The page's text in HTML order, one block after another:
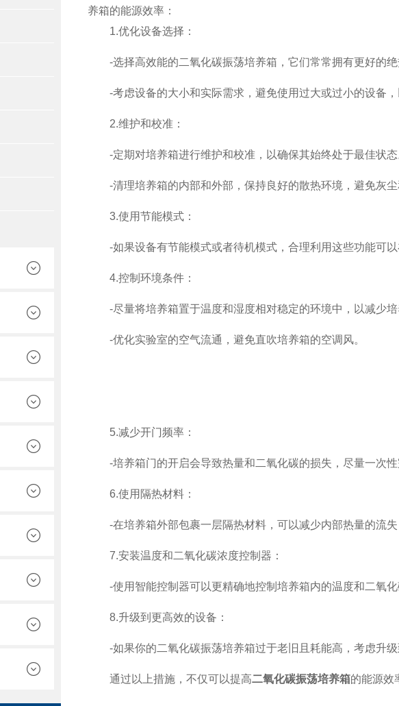
养箱的能源效率：
1.优化设备选择：
-选择高效能的二氧化碳振荡培养箱，它们常常拥有更好的绝
-考虑设备的大小和实际需求，避免使用过大或过小的设备，
2.维护和校准：
-定期对培养箱进行维护和校准，以确保其始终处于最佳状态
-清理培养箱的内部和外部，保持良好的散热环境，避免灰尘
3.使用节能模式：
-如果设备有节能模式或者待机模式，合理利用这些功能可以
4.控制环境条件：
-尽量将培养箱置于温度和湿度相对稳定的环境中，以减少培
-优化实验室的空气流通，避免直吹培养箱的空调风。
5.减少开门频率：
-培养箱门的开启会导致热量和二氧化碳的损失，尽量一次性
6.使用隔热材料：
-在培养箱外部包裹一层隔热材料，可以减少内部热量的流失
7.安装温度和二氧化碳浓度控制器：
-使用智能控制器可以更精确地控制培养箱内的温度和二氧化
8.升级到更高效的设备：
-如果你的二氧化碳振荡培养箱过于老旧且耗能高，考虑升级
通过以上措施，不仅可以提高二氧化碳振荡培养箱的能源效